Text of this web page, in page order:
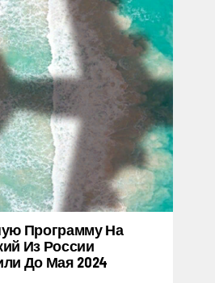
Программу На
Из России
До Мая 2024